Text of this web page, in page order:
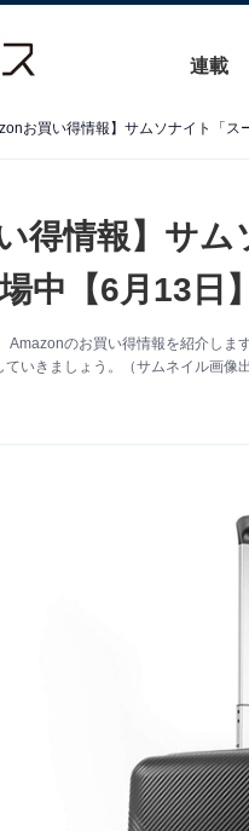
連載
お買い得情報】サムソナイト「
得情報】サム
中【6月13日】
Amazonのお買い得情報を紹介し
いきましょう。（サムネイル画像